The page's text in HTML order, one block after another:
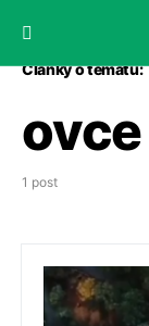
Články o tématu:
ovce
1 post